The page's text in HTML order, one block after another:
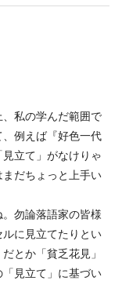
、私の学んだ範囲で
例えば『好色一代
立て」がなけりゃ
だちょっと上手い
勿論落語家の皆様
に見立てたりとい
とか「貧乏花見」
見立て」に基づい